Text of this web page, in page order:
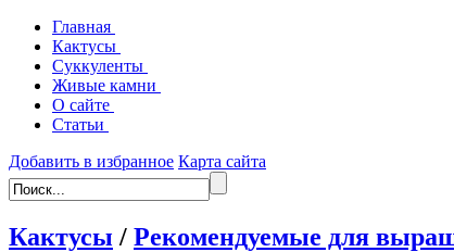
Главная
Кактусы
Суккуленты
Живые камни
О сайте
Статьи
Добавить в избранное Карта сайта
Кактусы / Рекомендуемые для